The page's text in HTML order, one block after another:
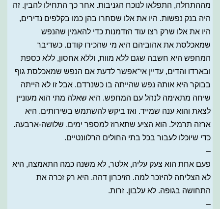
מההתחלה, התפלאו לנוכח הגניבות. אחר כך התחילו להבין. זה
היה בנק נפשות. היו את אלו שסחרו בהן כמו בקלפים נדירים,
היו את אלו שרק רצו עוד הזדמנות כדי להאמין שהנפש
שמאכלסת את אהוביהם היא מי שהכירו קודם. כשדיבר
המחפש היא חשבה שגם ללא מוות, וללא אחסון, ללא כספת
ובארדו והדים, עדיין אי־אפשר לדעת אם הנפש שמאכלסת גוף
בבוקר היא אותה נפש שהייתה בו כשנרדם. אבל זו לא הייתה
שיחה מתאימה לנהל עם המחפש. היא שאלה מתי הוא מעוניין
לצאת והוא ענה שמייד. ואז ביקש להשתמש בשירותים. היא
ארזה תרמיל. הוא הציע שתארוז למספר ימים. שלושה-ארבעה.
כדי שיוכלו לעבור בכל בתי החולים הרלוונטיים.
–
פעם אחת הוא צעק עליה, אלטר, לא משנה כמה התאמצה, היא
לא הצליחה להיזכר למה. הזיכרון דהה. היא רק זכרה את
התחושה בגופה. לא עלבון. זרות.
–